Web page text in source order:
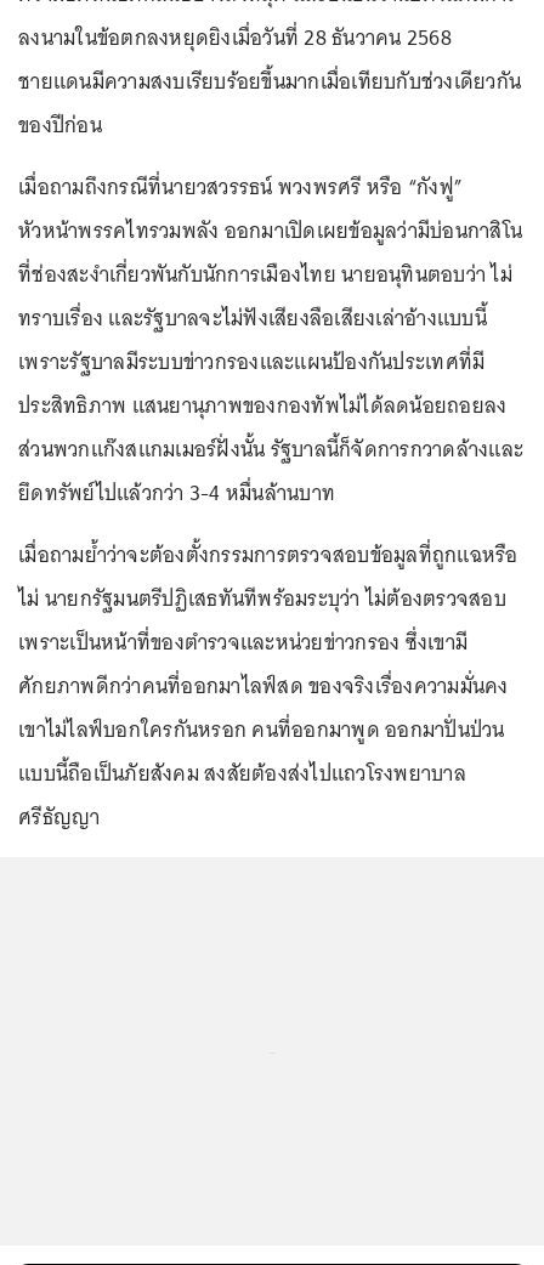
ลงนามในข้อตกลงหยุดยิงเมื่อวันที่ 28 ธันวาคน 2568
ชายแดนมีความสงบเรียบร้อยขึ้นมากเมื่อเทียบกับช่วงเดียวกัน
ของปีก่อน
เมื่อถามถึงกรณีที่นายวสวรรธน์ พวงพรศรี หรือ “กังฟู”
หัวหน้าพรรคไทรวมพลัง ออกมาเปิดเผยข้อมูลว่ามีบ่อนกาสิโน
ที่ช่องสะงำเกี่ยวพันกับนักการเมืองไทย นายอนุทินตอบว่า ไม่
ทราบเรื่อง และรัฐบาลจะไม่ฟังเสียงลือเสียงเล่าอ้างแบบนี้
เพราะรัฐบาลมีระบบข่าวกรองและแผนป้องกันประเทศที่มี
ประสิทธิภาพ แสนยานุภาพของกองทัพไม่ได้ลดน้อยถอยลง
ส่วนพวกแก๊งสแกมเมอร์ฝั่งนั้น รัฐบาลนี้ก็จัดการกวาดล้างและ
ยึดทรัพย์ไปแล้วกว่า 3-4 หมื่นล้านบาท
เมื่อถามย้ำว่าจะต้องตั้งกรรมการตรวจสอบข้อมูลที่ถูกแฉหรือ
ไม่ นายกรัฐมนตรีปฏิเสธทันทีพร้อมระบุว่า ไม่ต้องตรวจสอบ
เพราะเป็นหน้าที่ของตำรวจและหน่วยข่าวกรอง ซึ่งเขามี
ศักยภาพดีกว่าคนที่ออกมาไลฟ์สด ของจริงเรื่องความมั่นคง
เขาไม่ไลฟ์บอกใครกันหรอก คนที่ออกมาพูด ออกมาปั่นป่วน
แบบนี้ถือเป็นภัยสังคม สงสัยต้องส่งไปแถวโรงพยาบาล
ศรีธัญญา